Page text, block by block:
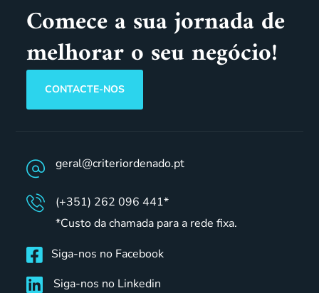
Comece a sua jornada de
melhorar o seu negócio!
CONTACTE-NOS
geral@criteriordenado.pt
(+351) 262 096 441*
*Custo da chamada para a rede fixa.
Siga-nos no Facebook
Siga-nos no Linkedin